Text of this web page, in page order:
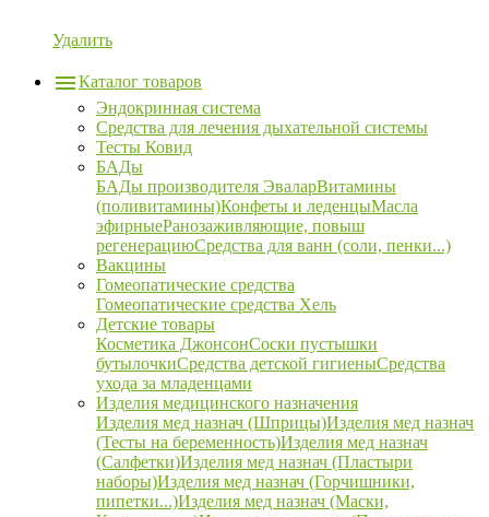
Удалить
Каталог товаров
Эндокринная система
Средства для лечения дыхательной системы
Тесты Ковид
БАДы
БАДы производителя ЭваларВитамины
(поливитамины)Конфеты и леденцыМасла
эфирныеРанозаживляющие, повыш
регенерациюСредства для ванн (соли, пенки...)
Вакцины
Гомеопатические средства
Гомеопатические средства Хель
Детские товары
Косметика ДжонсонСоски пустышки
бутылочкиСредства детской гигиеныСредства
ухода за младенцами
Изделия медицинского назначения
Изделия мед назнач (Шприцы)Изделия мед назнач
(Тесты на беременность)Изделия мед назнач
(Салфетки)Изделия мед назнач (Пластыри
наборы)Изделия мед назнач (Горчишники,
пипетки...)Изделия мед назнач (Маски,